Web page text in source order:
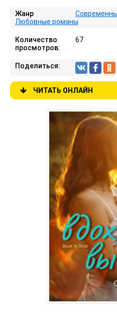
Жанр
Любовные романы
Количество
просмотров:
67
Поделиться:
ЧИТАТЬ ОНЛАЙН